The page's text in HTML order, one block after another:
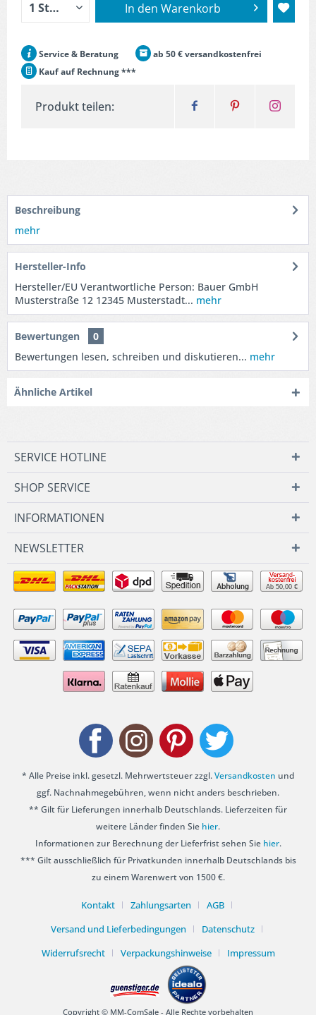
In den Warenkorb
Service & Beratung
ab 50 € versandkostenfrei
Kauf auf Rechnung ***
Produkt teilen:
Beschreibung
mehr
Hersteller-Info
Hersteller/EU Verantwortliche Person: Bauer GmbH
Musterstraße 12 12345 Musterstadt... mehr
Bewertungen
0
Bewertungen lesen, schreiben und diskutieren... mehr
Ähnliche Artikel
SERVICE HOTLINE
SHOP SERVICE
INFORMATIONEN
NEWSLETTER
Ab 50,00 €
* Alle Preise inkl. gesetzl. Mehrwertsteuer zzgl.Versandkosten und
ggf. Nachnahmegebühren, wenn nicht anders beschrieben.
** Gilt für Lieferungen innerhalb Deutschlands. Lieferzeiten für
weitere Länder finden Sie hier.
Informationen zur Berechnung der Lieferfrist sehen Sie hier.
*** Gilt ausschließlich für Privatkunden innerhalb Deutschlands bis
zu einem Warenwert von 1500 €.
Kontakt Zahlungsarten
AGB
Versand und Lieferbedingungen
Datenschutz
Widerrufsrecht
Verpackungshinweise Impressum
Copyright © MM-ComSale - Alle Rechte vorbehalten